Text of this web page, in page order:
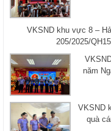
VKSND khu vực 8 –
205/2025/
năm
VKSND
quà